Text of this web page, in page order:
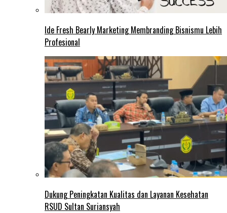
Ide Fresh Bearly Marketing Membranding Bisnismu Lebih
Profesional
Dukung Peningkatan Kualitas dan Layanan Kesehatan
RSUD Sultan Suriansyah